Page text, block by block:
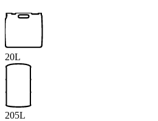
20L
205L